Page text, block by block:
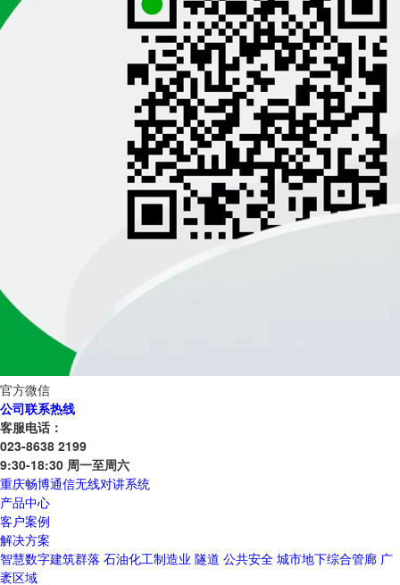
官方微信
公司联系热线
客服电话：
023-8638 2199
9:30-18:30 周一至周六
重庆畅博通信无线对讲系统
产品中心
客户案例
解决方案
智慧数字建筑群落 石油化工制造业 隧道 公共安全 城市地下综合管廊 广
袤区域